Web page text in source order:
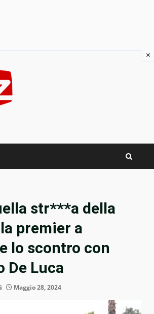
str***a della
premier a
lo scontro con
De Luca
Maggio 28, 2024
×